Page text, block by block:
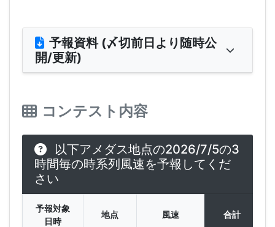
予報資料 (〆切前日より随時公
開/更新)
コンテスト内容
以下アメダス地点の2026/7/5の3
時間毎の時系列風速を予報してくだ
さい
予報対象
日時
地点 風速 合計